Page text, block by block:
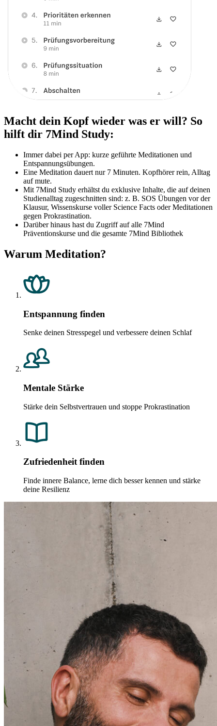
Macht dein Kopf wieder was er will? So
hilft dir 7Mind Study:
Immer dabei per App: kurze geführte Meditationen und
Entspannungsübungen.
Eine Meditation dauert nur 7 Minuten. Kopfhörer rein, Alltag
auf mute.
Mit 7Mind Study erhältst du exklusive Inhalte, die auf deinen
Studienalltag zugeschnitten sind: z. B. SOS Übungen vor der
Klausur, Wissenskurse voller Science Facts oder Meditationen
gegen Prokrastination.
Darüber hinaus hast du Zugriff auf alle 7Mind
Präventionskurse und die gesamte 7Mind Bibliothek
Warum Meditation?
Entspannung finden
Senke deinen Stresspegel und verbessere deinen Schlaf
Mentale Stärke
Stärke dein Selbstvertrauen und stoppe Prokrastination
Zufriedenheit finden
Finde innere Balance, lerne dich besser kennen und stärke
deine Resilienz